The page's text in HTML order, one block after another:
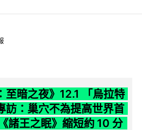
至暗之夜》12.1 「烏拉特
訪：巢穴不為提高世界首
諸王之眠》縮短約 10 分